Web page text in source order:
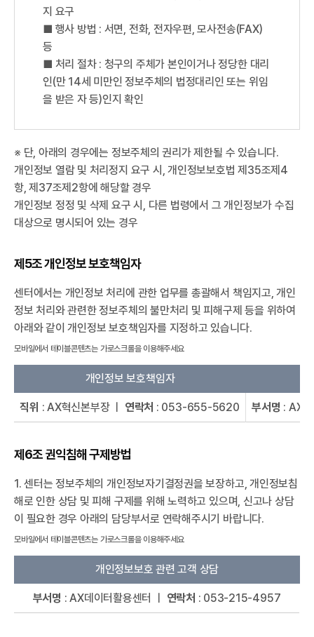
지 요구
■ 행사 방법 : 서면, 전화, 전자우편, 모사전송(FAX)
등
■ 처리 절차 : 청구의 주체가 본인이거나 정당한 대리
인(만 14세 미만인 정보주체의 법정대리인 또는 위임
을 받은 자 등)인지 확인
※ 단, 아래의 경우에는 정보주체의 권리가 제한될 수 있습니다.
개인정보 열람 및 처리정지 요구 시, 개인정보보호법 제35조제4
항, 제37조제2항에 해당할 경우
개인정보 정정 및 삭제 요구 시, 다른 법령에서 그 개인정보가 수집
대상으로 명시되어 있는 경우
제5조 개인정보 보호책임자
센터에서는 개인정보 처리에 관한 업무를 총괄해서 책임지고, 개인
정보 처리와 관련한 정보주체의 불만처리 및 피해구제 등을 위하여
아래와 같이 개인정보 보호책임자를 지정하고 있습니다.
개인정보 보호책임자
직위 : AX혁신본부장 ㅣ 연락처 : 053-655-5620 부서명 : AX
제6조 권익침해 구제방법
1. 센터는 정보주체의 개인정보자기결정권을 보장하고, 개인정보침
해로 인한 상담 및 피해 구제를 위해 노력하고 있으며, 신고나 상담
이 필요한 경우 아래의 담당부서로 연락해주시기 바랍니다.
개인정보보호 관련 고객 상담
부서명 : AX데이터활용센터 ㅣ 연락처 : 053-215-4957